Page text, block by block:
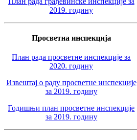
2019. годину
Просветна инспекција
План рада просветне инспекције за
2020. годину
Извештај о раду просветне инспекције
за 2019. годину
Годишњи план просветне инспекције
за 2019. годину